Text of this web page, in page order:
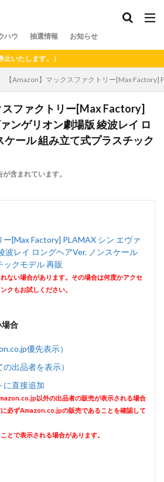
ハウ 抽選情報 お知らせ
ます。）
【Amazon】マックスファクトリー[Max
スファクトリー[Max Factory]
ンゲリオン劇場版 綾波レイ ロ
ケール 組み立て式プラスチック
含まれています。
[Max Factory] PLAMAX シン エヴァ
波レイ ロングヘアVer. ノンスケール
クモデル 再販
ない場合があります。その場合は何度かアクセ
クもお試しください。
場合
優先表示）
出品者を表示）
に直接追加
以外の出品者の販売が表示される場合
必ずAmazon.co.jpの販売であることを確認して
とで表示される場合があります。